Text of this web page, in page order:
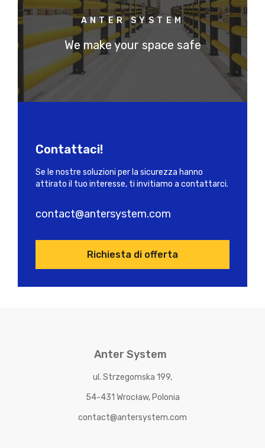
ANTER SYSTEM
We make your space safe
Contattaci!
Se le nostre soluzioni per la sicurezza hanno
attirato il tuo interesse, ti invitiamo a contattarci.
contact@antersystem.com
Richiesta di offerta
Anter System
ul. Strzegomska 199,
54-431 Wrocław, Polonia
contact@antersystem.com